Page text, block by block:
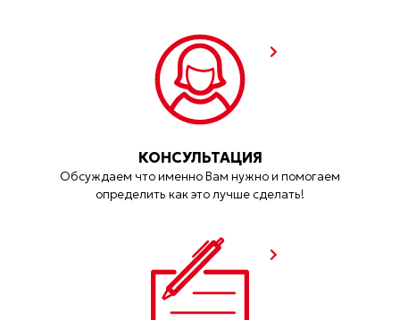
КОНСУЛЬТАЦИЯ
Обсуждаем что именно Вам нужно и помогаем
определить как это лучше сделать!